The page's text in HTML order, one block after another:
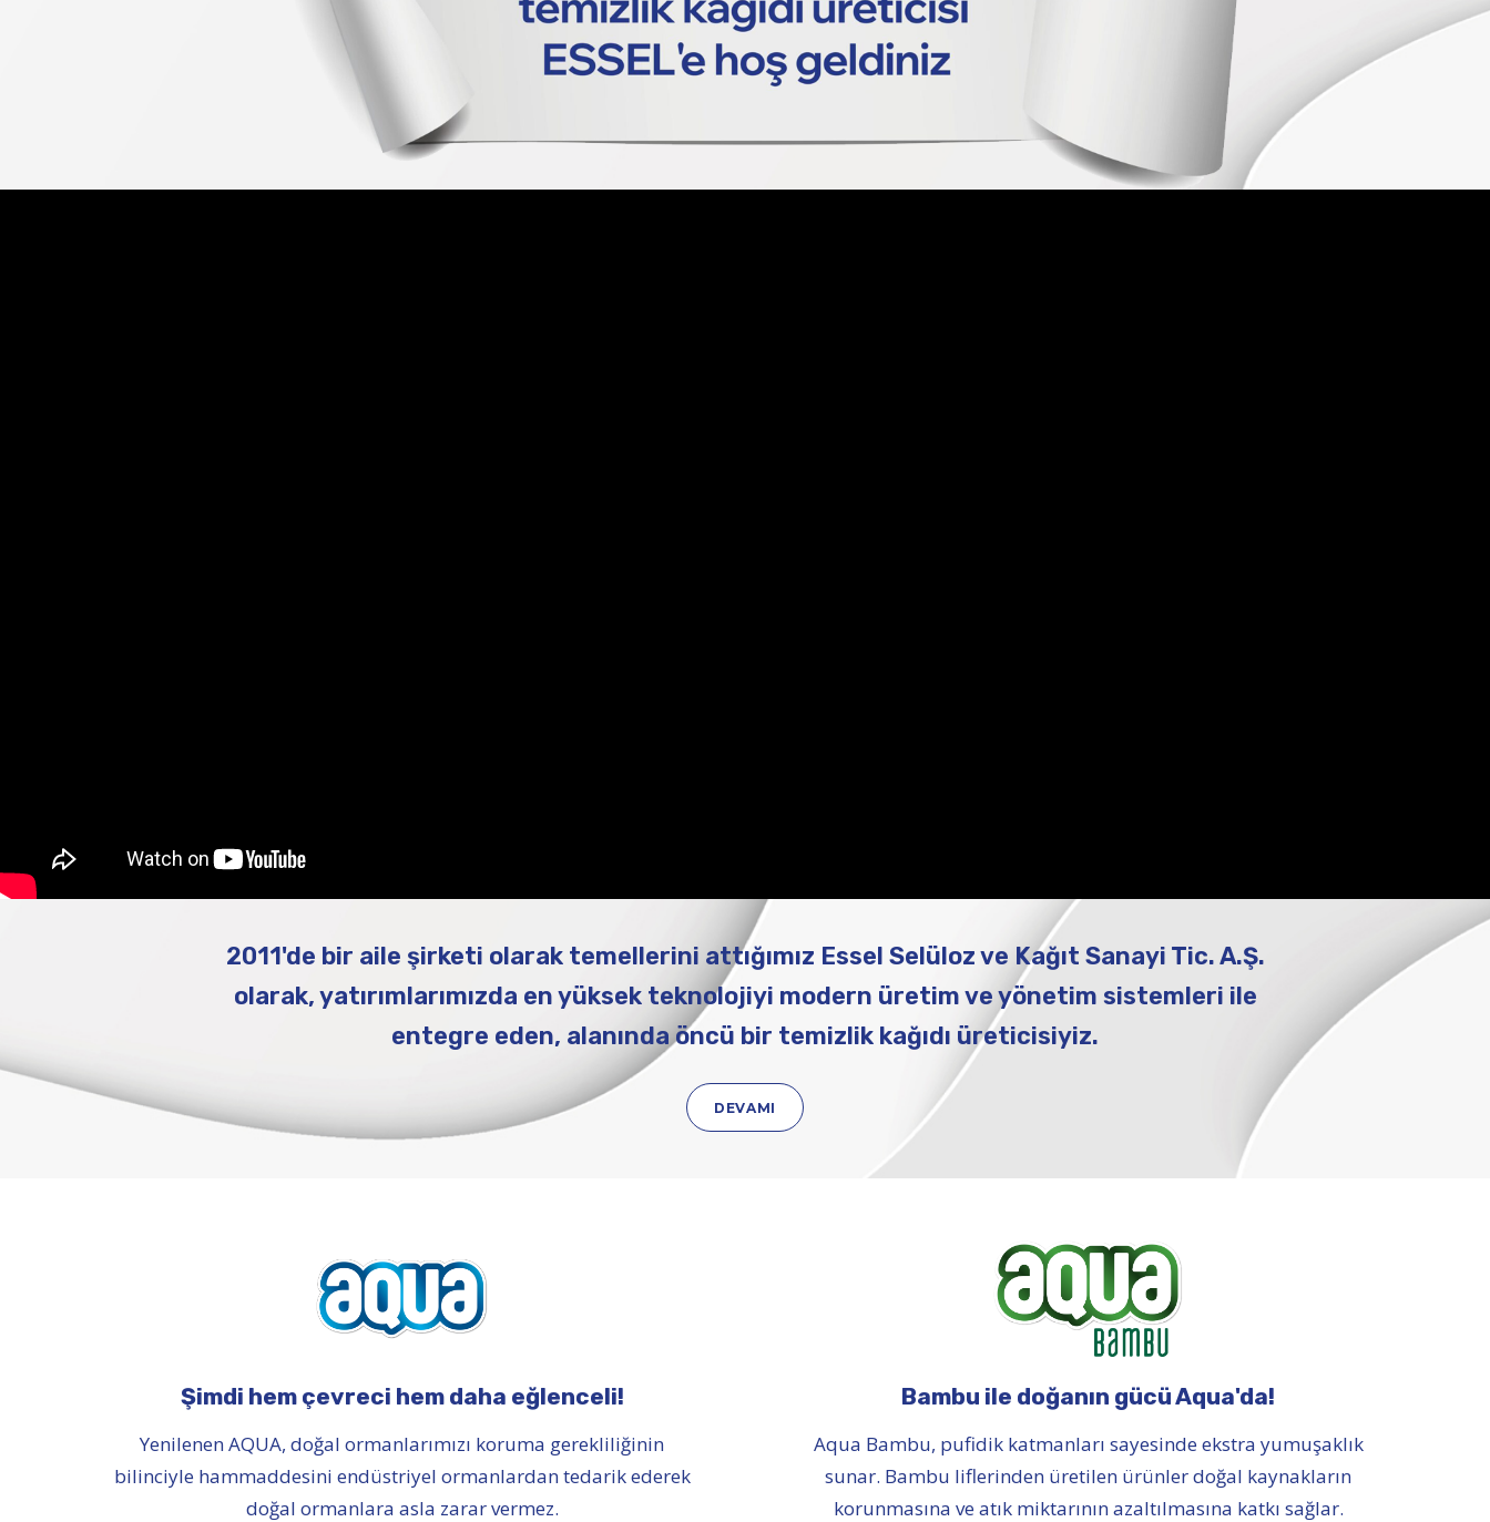
2011'de bir aile şirketi olarak temellerini attığımız Essel Selüloz ve Kağıt Sanayi Tic. A.Ş.
olarak, yatırımlarımızda en yüksek teknolojiyi modern üretim ve yönetim sistemleri ile
entegre eden, alanında öncü bir temizlik kağıdı üreticisiyiz.
DEVAMI
Şimdi hem çevreci hem daha eğlenceli!
Yenilenen AQUA, doğal ormanlarımızı koruma gerekliliğinin
bilinciyle hammaddesini endüstriyel ormanlardan tedarik ederek
doğal ormanlara asla zarar vermez.
Bambu ile doğanın gücü Aqua'da!
Aqua Bambu, pufidik katmanları sayesinde ekstra yumuşaklık
sunar. Bambu liflerinden üretilen ürünler doğal kaynakların
korunmasına ve atık miktarının azaltılmasına katkı sağlar.